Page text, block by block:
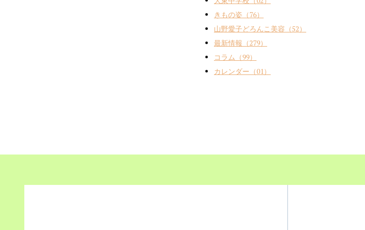
きもの姿（76）
山野愛子どろんこ美容（52）
最新情報（279）
コラム（99）
カレンダー（01）